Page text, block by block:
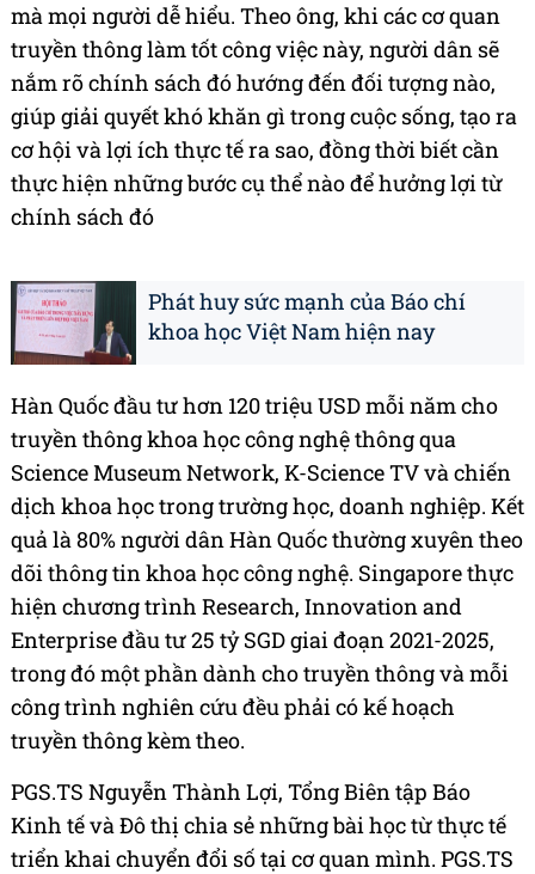
mà mọi người dễ hiểu. Theo ông, khi các cơ quan
truyền thông làm tốt công việc này, người dân sẽ
nắm rõ chính sách đó hướng đến đối tượng nào,
giúp giải quyết khó khăn gì trong cuộc sống, tạo ra
cơ hội và lợi ích thực tế ra sao, đồng thời biết cần
thực hiện những bước cụ thể nào để hưởng lợi từ
chính sách đó
Phát huy sức mạnh của Báo chí
khoa học Việt Nam hiện nay
Hàn Quốc đầu tư hơn 120 triệu USD mỗi năm cho
truyền thông khoa học công nghệ thông qua
Science Museum Network, K-Science TV và chiến
dịch khoa học trong trường học, doanh nghiệp. Kết
quả là 80% người dân Hàn Quốc thường xuyên theo
dõi thông tin khoa học công nghệ. Singapore thực
hiện chương trình Research, Innovation and
Enterprise đầu tư 25 tỷ SGD giai đoạn 2021-2025,
trong đó một phần dành cho truyền thông và mỗi
công trình nghiên cứu đều phải có kế hoạch
truyền thông kèm theo.
PGS.TS Nguyễn Thành Lợi, Tổng Biên tập Báo
Kinh tế và Đô thị chia sẻ những bài học từ thực tế
triển khai chuyển đổi số tại cơ quan mình. PGS.TS